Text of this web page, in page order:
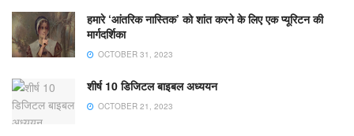
हमारे ‘आंतरिक नास्तिक’ को शांत करने के लिए एक प्यूरिटन की
मार्गदर्शिका
OCTOBER 31, 2023
शीर्ष 10 डिजिटल बाइबल अध्ययन
OCTOBER 21, 2023